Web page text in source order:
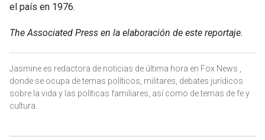
el país en 1976.
The Associated Press en la elaboración de este reportaje.
Jasmine es redactora de noticias de última hora en Fox News ,
donde se ocupa de temas políticos, militares, debates jurídicos
sobre la vida y las políticas familiares, así como de temas de fe y
cultura.